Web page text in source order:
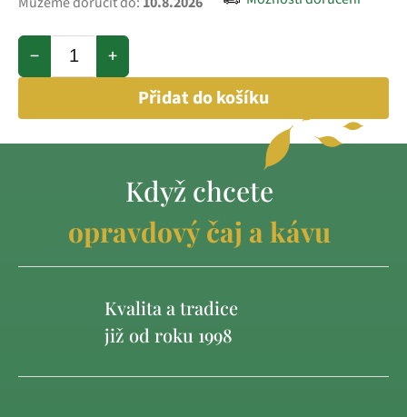
+
−
Přidat do košíku
Když chcete
opravdový čaj a kávu
Kvalita a tradice
již od roku 1998